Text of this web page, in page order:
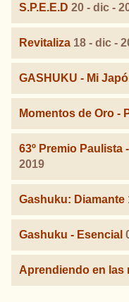
S.P.E.E.D 20 - dic -
Revitaliza 18 - dic -
GASHUKU - Mi
Momentos de Oro -
63º Premio Paulista
2019
Gashuku: Diamante
Gashuku - Esencial
Aprendiendo en las